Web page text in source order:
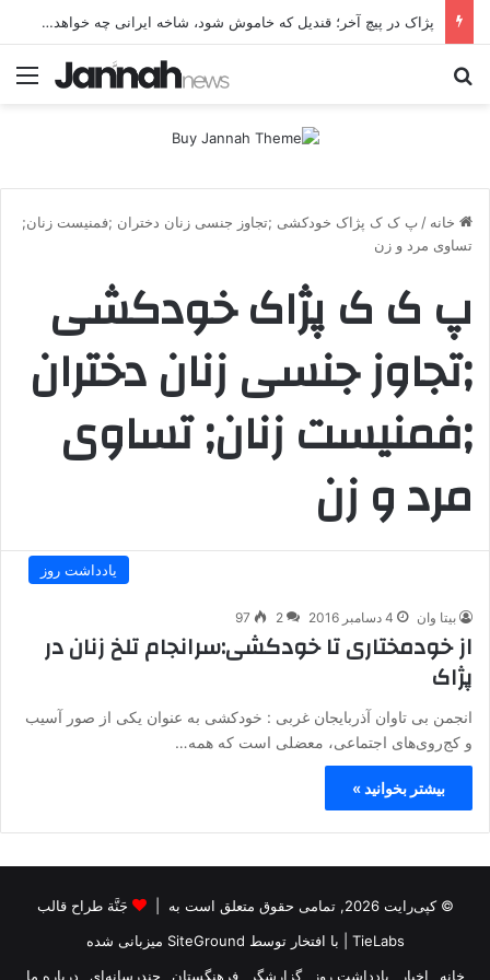
پژاک در پیچ آخر؛ قندیل که خاموش شود، شاخه ایرانی چه خواهد کرد؟
خانه / پ ک ک پژاک خودکشی ;تجاوز جنسی زنان دختران ;فمنیست زنان;
تساوی مرد و زن
پ ک ک پژاک خودکشی
;تجاوز جنسی زنان دختران
;فمنیست زنان; تساوی
مرد و زن
یادداشت روز
بیتا وان 4 دسامبر 2016 2
97
از خودمختاری تا خودکشی:سرانجام تلخ زنان در
پژاک
انجمن بی تاوان آذربایجان غربی : خودکشی به عنوان یکی از صور آسیب
و کج‌روی‌های اجتماعی، معضلی است که همه…
بیشتر بخوانید »
© کپی‌رایت 2026, تمامی حقوق متعلق است به |
جَنَّة طراح قالب
TieLabs | با افتخار توسط SiteGround میزبانی شده
خانه
اخبار یادداشت روز گزارشگر فرهنگستان چندرسانه‌ای درباره ما